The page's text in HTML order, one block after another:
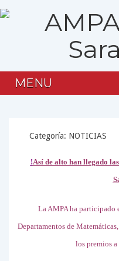
MENU
Categoría: NOTICIAS
!Así de alto han llegado
La AMPA ha participado
Departamentos de
los premios